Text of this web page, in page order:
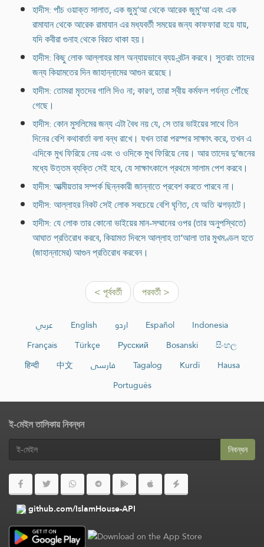
হাদীস: পাঁচ ওয়াক্ত সালাত, এক জুমু‘আ থেকে আরেক জুমু‘আ এবং এক
রামাযান থেকে আরেক রামাযান এর মধ্যবর্তী সময়ের জন্য কাফফারা হয়ে যায়,
যদি কবীরা গুনাহ থেকে বিরত থাকা হয়।
হাদীস: কিছু লোক আল্লাহর মাল অন্যায়ভাবে ব্যয়-বন্টন করবে। সুতরাং তাদের
জন্য কিয়ামতের দিন জাহান্নামের আগুন রয়েছে।
হাদীস: তোমরা মৃতদের গালি দিও না; কারণ, তারা স্বীয় কর্মফল পর্যন্ত পৌঁছে
গেছে।
হাদীস: কোন মুসলিমের জন্য এটা বৈধ নয় যে, সে তার ভাইয়ের সাথে তিন
দিনের বেশি কথাবার্তা বলা বন্ধ রাখে। যখন তারা পরস্পর সাক্ষাৎ করে, তখন এ
এদিকে মুখ ফিরিয়ে নেয় এবং ও ওদিকে মুখ ফিরিয়ে নেয়। আর তাদের দু’জনের
মধ্যে উত্তম ব্যক্তি সেই হবে, যে সাক্ষাৎকালে প্রথমে সালাম পেশ করবে।
হাদীস: আত্মীয়তার সম্পর্ক ছিন্নকারী জান্নাতে প্রবেশ করতে পারবে না।
হাদীস: আল্লাহর নিকট সেই লোক সবচেয়ে বেশি ঘৃণিত, যে অতি ঝগড়াটে।
হাদীস: যে লোক তার কোনো ভাইয়ের মান-সম্মানের ওপর (তার অনুপস্থিতে)
আঘাত প্রতিরোধ করবে, কিয়ামত দিবসে আল্লাহ তা‘আলা তার মুখমণ্ডল হতে
(জাহান্নামের) আগুন প্রতিরোধ করবেন।
< পূর্ববর্তী পরবর্তী >
عربي English اردو Español
Indonesia
Français
Türkçe Русский Bosanski
සිංහල
हिन्दी
中文 فارسی Tagalog Kurdî
Hausa
Português
ই-মেইল তালিকায় নিবন্ধন
নিবন্ধন
github.com/IslamHouse-API